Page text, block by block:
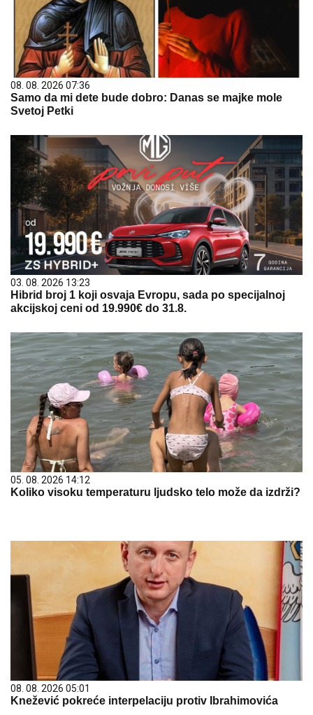
08. 08. 2026 07:36
Samo da mi dete bude dobro: Danas se majke mole
Svetoj Petki
03. 08. 2026 13:23
Hibrid broj 1 koji osvaja Evropu, sada po specijalnoj
akcijskoj ceni od 19.990€ do 31.8.
05. 08. 2026 14:12
Koliko visoku temperaturu ljudsko telo može da izdrži?
08. 08. 2026 05:01
Knežević pokreće interpelaciju protiv Ibrahimovića